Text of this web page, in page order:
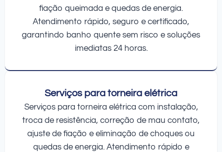
fiação queimada e quedas de energia.
Atendimento rápido, seguro e certificado,
garantindo banho quente sem risco e soluções
imediatas 24 horas.
Serviços para torneira elétrica
Serviços para torneira elétrica com instalação,
troca de resistência, correção de mau contato,
ajuste de fiação e eliminação de choques ou
quedas de energia. Atendimento rápido e